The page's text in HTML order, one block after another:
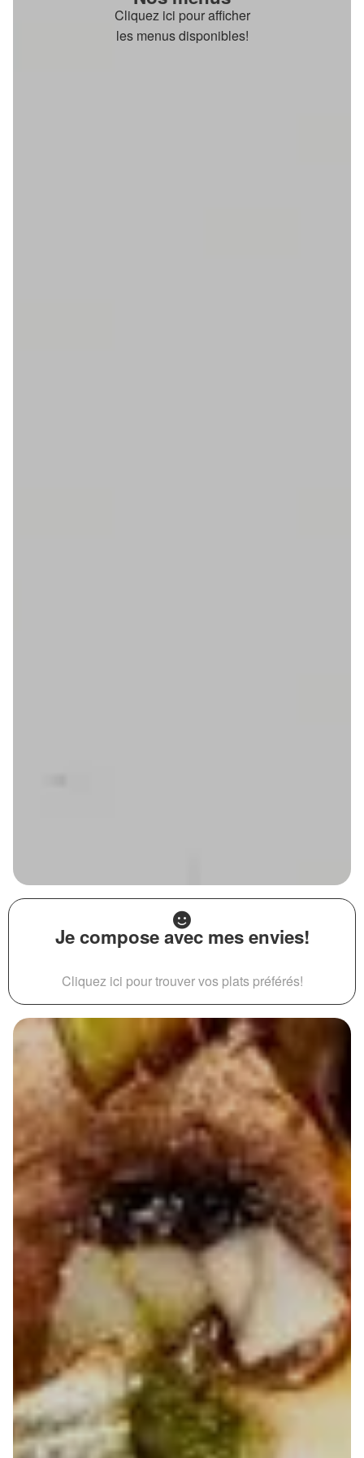
Cliquez ici pour afficher
les menus disponibles!
Je compose avec mes envies!
Cliquez ici pour trouver vos plats préférés!